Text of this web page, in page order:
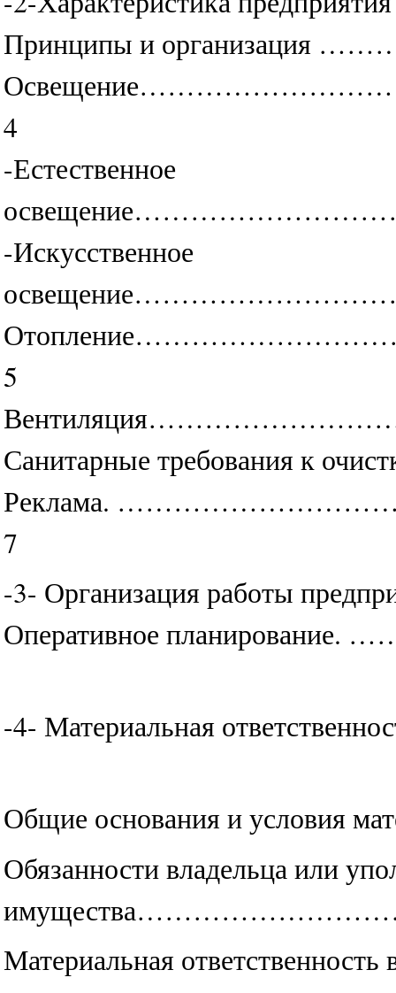
Принципы и
4
-Естественное
-Искусственное
5
Санитарные требования
Реклама.
7
-3- Организация
Оперативное
-4- Материальная
Общие основания и условия
Обязанности владельца или
Материальная